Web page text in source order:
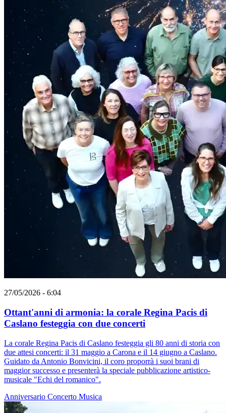
27/05/2026 - 6:04
Ottant'anni di armonia: la corale Regina Pacis di
Caslano festeggia con due concerti
La corale Regina Pacis di Caslano festeggia gli 80 anni di storia con
due attesi concerti: il 31 maggio a Carona e il 14 giugno a Caslano.
Guidato da Antonio Bonvicini, il coro proporrà i suoi brani di
maggior successo e presenterà la speciale pubblicazione artistico-
musicale "Echi del romanico".
Anniversario Concerto Musica